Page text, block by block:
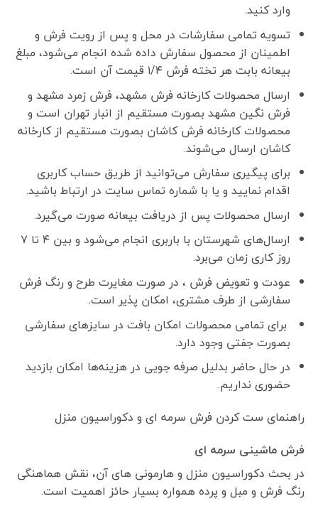
وارد کنید.
تسویه تمامی سفارشات در محل و پس از رویت فرش و
اطمینان از محصول سفارش داده شده انجام می‌شود، مبلغ
بیعانه بابت هر تخته فرش ۱/۴ قیمت آن است.
ارسال محصولات کارخانه فرش مشهد، فرش زمرد مشهد و
فرش نگین مشهد بصورت مستقیم از انبار تهران است و
محصولات کارخانه فرش کاشان بصورت مستقیم از کارخانه
کاشان ارسال می‌شوند.
برای پیگیری سفارش می‌توانید از طریق حساب کاربری
اقدام نمایید و یا با شماره تماس سایت در ارتباط باشید.
ارسال محصولات پس از دریافت بیعانه صورت می‌گیرد.
ارسال‌های شهرستان با باربری انجام می‌شود و بین ۴ تا ۷
روز کاری زمان می‌برد.
عودت و تعویض فرش ، در صورت مغایرت طرح و رنگ فرش
سفارشی از طرف مشتری، امکان پذیر است.
برای تمامی محصولات امکان بافت در سایزهای سفارشی
بصورت جفتی وجود دارد.
در حال حاضر بدلیل صرفه جویی در هزینه‌ها امکان بازدید
حضوری نداریم.
راهنمای ست کردن فرش سرمه ای و دکوراسیون منزل
فرش ماشینی سرمه ای
در بحث دکوراسیون منزل و هارمونی های آن، نقش هماهنگی
رنگ فرش و مبل و پرده همواره بسیار حائز اهمیت است.